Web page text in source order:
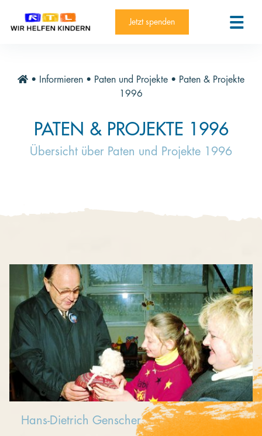
RTL-Spendenmarathon 2025
News
Jahresberichte
Newsletter
Kooperieren
Organisationen
Unternehmen
Kontakt
Jetzt spenden
• Informieren • Paten und Projekte • Paten & Projekte
1996
PATEN & PROJEKTE 1996
Übersicht über Paten und Projekte 1996
Hans-Dietrich Genscher